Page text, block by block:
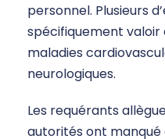
personnel. Plusieurs
spécifiquement valoir
maladies
neurologiques.
Les requérants
autorités ont manqué